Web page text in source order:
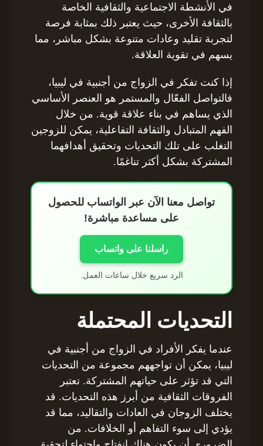
في الأنشطة الاجتماعية والثقافية الخاصة
بالثقافة الأخرى، حيث يعتبر ذلك بمثابة فرصة
لتجربة تقليد وعادات متنوعة بشكل مباشر، مما
يسهم في تقوية العلاقة.
إذا كنت تفكر في الزواج من أجنبية في ليبيا،
فالتواصل الفعّال والمستمر هو العنصر الأساسي
الذي يساهم في بناء علاقة قوية. من خلال
الفهم المتبادل والثقافة التفاعلية، يمكن للزوجين
التغلب على تلك التحديات وتحقيق أهدافهما
المشتركة بشكل أكثر تناغمًا.
تواصل معنا الآن عبر الواتساب للحصول
على مساعدة مباشرة!
راسلنا على واتساب
الرد سريع خلال ساعات العمل.
التحديات المحتملة
عندما يفكر الأفراد في الزواج من أجنبية في
ليبيا، يمكن أن تواجههم مجموعة من التحديات
التي قد تؤثر على حياتهم المشتركة. تعتبر
الفروقات الثقافية من أبرز هذه التحديات. قد
يختلف الزوجان في العادات والتقاليد، مما قد
يؤدي إلى سوء التفاهم أو الخلافات. من